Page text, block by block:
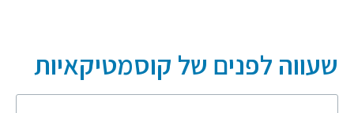
שעווה לפנים של קוסמטיקאיות